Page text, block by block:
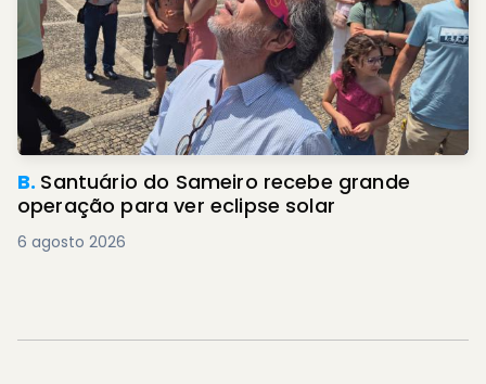
B. Santuário do Sameiro recebe grande
operação para ver eclipse solar
6 agosto 2026